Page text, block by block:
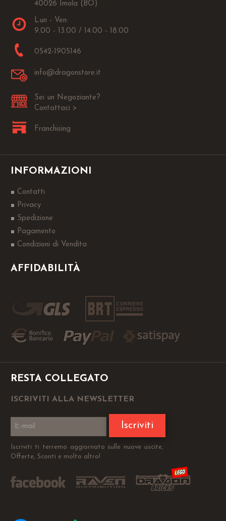
40026 Imola (BO)
Lun - Ven:
9.00 - 13.00 / 14.00 - 18.00
0542-1905146
info@dragonstore.it
Sei un Negoziante?
Contattaci >
Franchising
INFORMAZIONI
Contatti
Privacy
Spedizione
Pagamento
Condizioni di Vendita
AFFIDABILITÀ
RESTA COLLEGATO
ISCRIVITI ALLA NEWSLETTER
Iscriviti
Iscriviti ti terremo aggiornato sulle nuove uscite,
Offerte, Sconti e molto altro!